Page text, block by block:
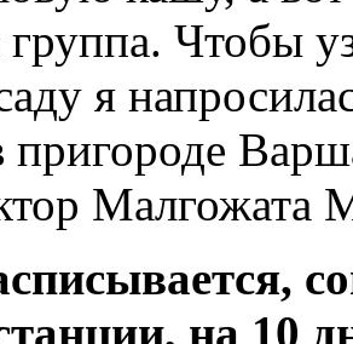
Чтобы
я
пригороде
Малгожата
на 10